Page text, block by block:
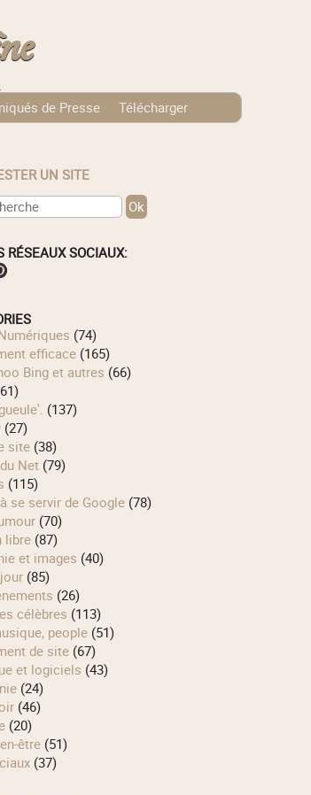
de Presse
Télécharger
UN SITE
RÉSEAUX SOCIAUX:
(74)
efficace(165)
Bing et autres (66)
(137)
(27)
site(38)
Net(79)
(115)
à se servir de Google(78)
(70)
libre(87)
et images (40)
(85)
(26)
célèbres (113)
people(51)
de site(67)
et logiciels (43)
(24)
(46)
(20)
être(51)
(37)